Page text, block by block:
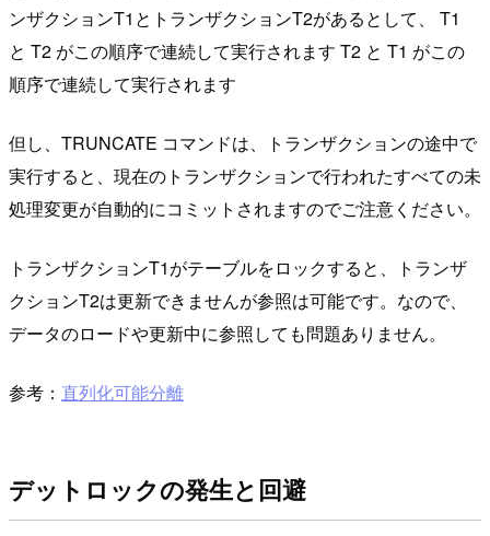
ンザクションT1とトランザクションT2があるとして、 T1
と T2 がこの順序で連続して実行されます T2 と T1 がこの
順序で連続して実行されます
但し、TRUNCATE コマンドは、トランザクションの途中で
実行すると、現在のトランザクションで行われたすべての未
処理変更が自動的にコミットされますのでご注意ください。
トランザクションT1がテーブルをロックすると、トランザ
クションT2は更新できませんが参照は可能です。なので、
データのロードや更新中に参照しても問題ありません。
参考： 直列化可能分離
デットロックの発生と回避